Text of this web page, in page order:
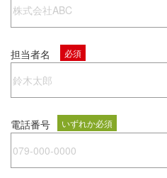
担当者名 必須
電話番号 いずれか必須